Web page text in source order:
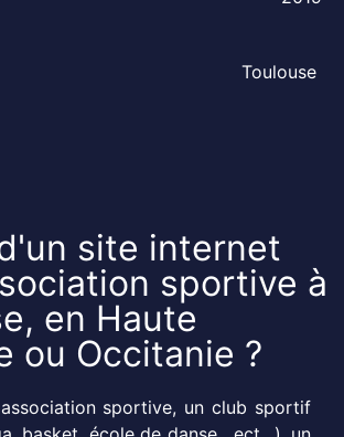
Toulouse
site internet
sportive à
en Haute
ou Occitanie ?
sportive, un club sportif